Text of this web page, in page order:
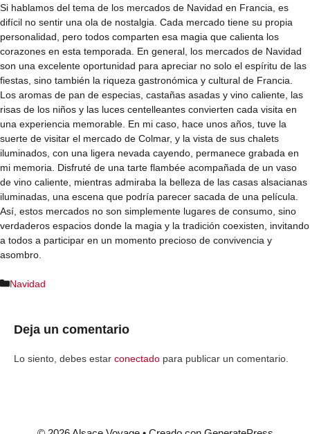
Si hablamos del tema de los mercados de Navidad en Francia, es
difícil no sentir una ola de nostalgia. Cada mercado tiene su propia
personalidad, pero todos comparten esa magia que calienta los
corazones en esta temporada. En general, los mercados de Navidad
son una excelente oportunidad para apreciar no solo el espíritu de las
fiestas, sino también la riqueza gastronómica y cultural de Francia.
Los aromas de pan de especias, castañas asadas y vino caliente, las
risas de los niños y las luces centelleantes convierten cada visita en
una experiencia memorable. En mi caso, hace unos años, tuve la
suerte de visitar el mercado de Colmar, y la vista de sus chalets
iluminados, con una ligera nevada cayendo, permanece grabada en
mi memoria. Disfruté de una tarte flambée acompañada de un vaso
de vino caliente, mientras admiraba la belleza de las casas alsacianas
iluminadas, una escena que podría parecer sacada de una película.
Así, estos mercados no son simplemente lugares de consumo, sino
verdaderos espacios donde la magia y la tradición coexisten, invitando
a todos a participar en un momento precioso de convivencia y
asombro.
Categorías
Navidad
Deja un comentario
Lo siento, debes estar conectado para publicar un comentario.